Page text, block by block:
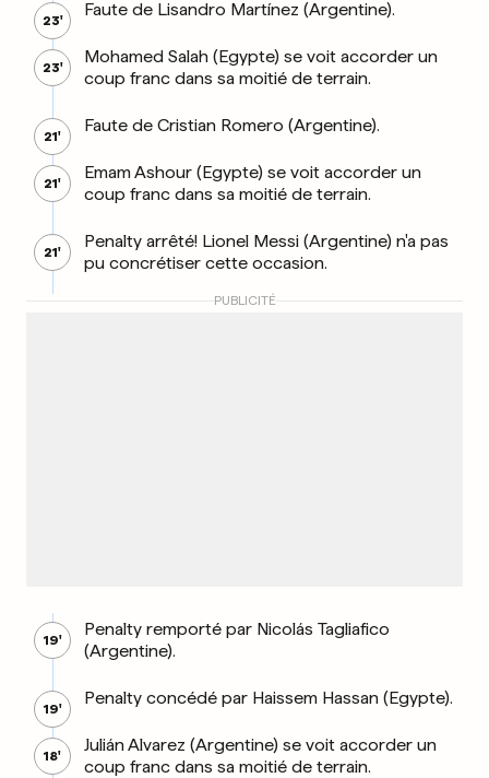
23'
Faute de Lisandro Martínez (Argentine).
23'
Mohamed Salah (Egypte) se voit accorder un
coup franc dans sa moitié de terrain.
21'
Faute de Cristian Romero (Argentine).
21'
Emam Ashour (Egypte) se voit accorder un
coup franc dans sa moitié de terrain.
21'
Penalty arrêté! Lionel Messi (Argentine) n'a pas
pu concrétiser cette occasion.
PUBLICITÉ
19'
Penalty remporté par Nicolás Tagliafico
(Argentine).
19'
Penalty concédé par Haissem Hassan (Egypte).
18'
Julián Alvarez (Argentine) se voit accorder un
coup franc dans sa moitié de terrain.